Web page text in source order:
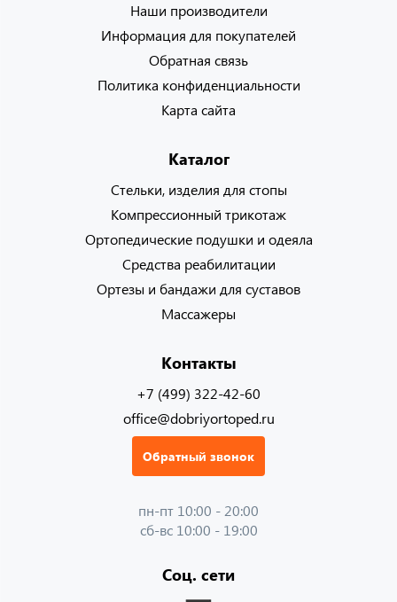
Наши производители
Информация для покупателей
Обратная связь
Политика конфиденциальности
Карта сайта
Каталог
Стельки, изделия для стопы
Компрессионный трикотаж
Ортопедические подушки и одеяла
Средства реабилитации
Ортезы и бандажи для суставов
Массажеры
Контакты
+7 (499) 322-42-60
office@dobriyortoped.ru
Обратный звонок
пн-пт 10:00 - 20:00
сб-вс 10:00 - 19:00
Соц. сети